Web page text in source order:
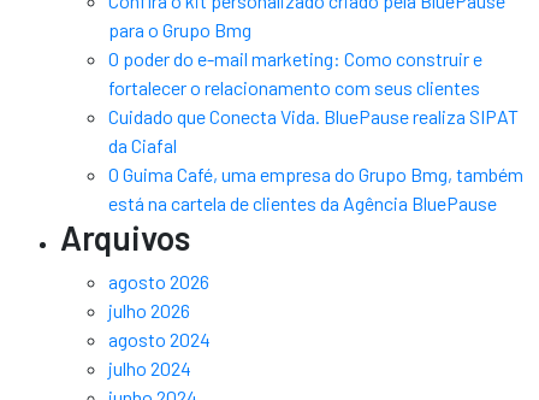
para o Grupo Bmg
O poder do e-mail marketing: Como construir e
fortalecer o relacionamento com seus clientes
Cuidado que Conecta Vida. BluePause realiza SIPAT
da Ciafal
O Guima Café, uma empresa do Grupo Bmg, também
está na cartela de clientes da Agência BluePause
Arquivos
agosto 2026
julho 2026
agosto 2024
julho 2024